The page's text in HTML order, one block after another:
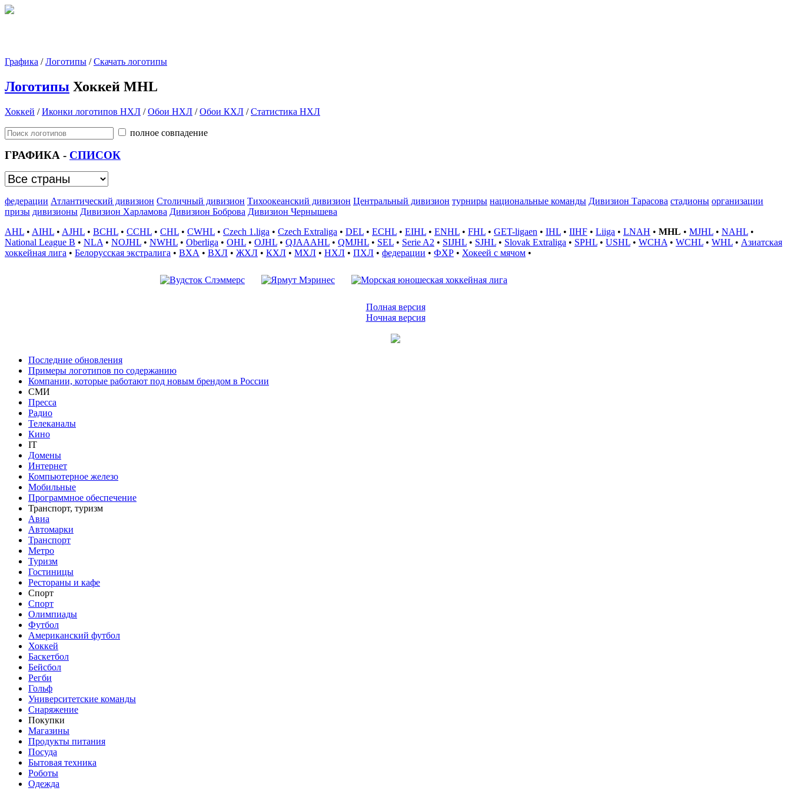
Графика /Логотипы /Скачать логотипы
Логотипы Хоккей MHL
Хоккей /Иконки логотипов НХЛ /Обои НХЛ /Обои КХЛ /Статистика НХЛ
полное совпадение
ГРАФИКА - СПИСОК
федерации Атлантический дивизион Столичный дивизион Тихоокеанский дивизион Центральный дивизион турниры национальные команды Дивизион Тарасова стадионы организации
призы дивизионы Дивизион Харламова Дивизион Боброва Дивизион Чернышева
AHL • AIHL • AJHL • BCHL • CCHL • CHL • CWHL • Czech 1.liga • Czech Extraliga • DEL • ECHL • EIHL • ENHL • FHL • GET-ligaen • IHL • IIHF • Liiga • LNAH • MHL • MJHL • NAHL •
National League B • NLA • NOJHL • NWHL • Oberliga • OHL • OJHL • QJAAAHL • QMJHL • SEL • Serie A2 • SIJHL • SJHL • Slovak Extraliga • SPHL • USHL • WCHA • WCHL • WHL • Азиатская
хоккейная лига • Белорусская экстралига • ВХА • ВХЛ • ЖХЛ • КХЛ • МХЛ • НХЛ • ПХЛ • федерации • ФХР • Хокеей с мячом •
Полная версия
Ночная версия
Последние обновления
Примеры логотипов по содержанию
Компании, которые работают под новым брендом в России
СМИ
Пресса
Радио
Телеканалы
Кино
IT
Домены
Интернет
Компьютерное железо
Мобильные
Программное обеспечение
Транспорт, туризм
Авиа
Автомарки
Транспорт
Метро
Туризм
Гостиницы
Рестораны и кафе
Спорт
Спорт
Олимпиады
Футбол
Американский футбол
Хоккей
Баскетбол
Бейсбол
Регби
Гольф
Университетские команды
Снаряжение
Покупки
Магазины
Продукты питания
Посуда
Бытовая техника
Роботы
Одежда